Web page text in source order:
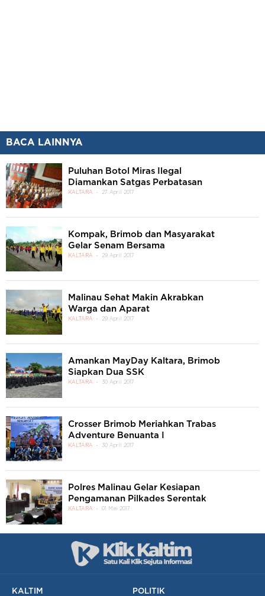
BACA LAINNYA
Puluhan Botol Miras Ilegal
Diamankan Satgas Perbatasan
KALTARA 27 April 2017
Kompak, Brimob dan Masyarakat
Gelar Senam Bersama
KALTARA 29 April 2017
Malinau Sehat Makin Akrabkan
Warga dan Aparat
KALTARA 29 April 2017
Amankan MayDay Kaltara, Brimob
Siapkan Dua SSK
KALTARA 30 April 2017
Crosser Brimob Meriahkan Trabas
Adventure Benuanta I
KALTARA 30 April 2017
Polres Malinau Gelar Kesiapan
Pengamanan Pilkades Serentak
KALTARA 01 Mei 2017
KALTIM POLITIK